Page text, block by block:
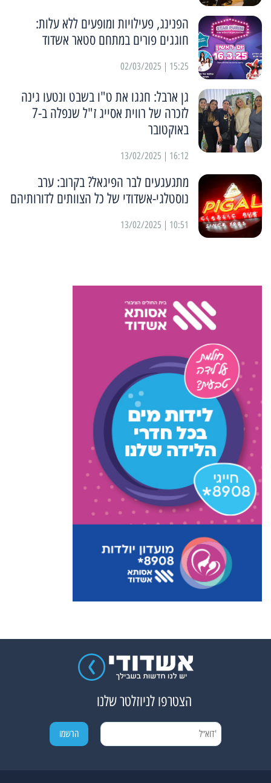
הפנינג, פעילויות ומופעים ללא עלות:
חוגגים פורים במתחם סטאר אשדוד
15:25 | 02/03/2025
גן ארבל: חגגו את ט"ו בשבט ונטעו גינה
לזכרה של רווית אסייג ז"ל שנפלה ב-7
באוקטובר
16:12 | 13/02/2025
מתגעגעים לבר הפיגאל? בקרוב: ערב
נוסטלגי-אשדודי של כל הצוותים לדורותיהם
10:51 | 13/02/2025
הצטרפו לניוזלטר שלנו